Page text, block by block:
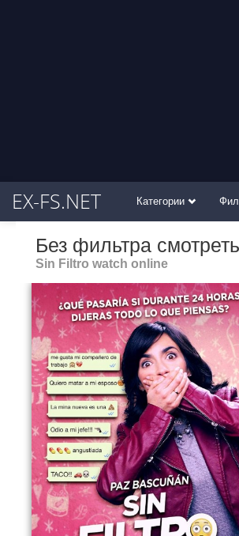
EX-FS.NET Категории
Без фильтра
Sin Filtro watch online